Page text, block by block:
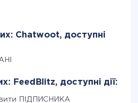
Chatwoot, доступні
FeedBlitz, доступні дії:
ПІДПИСНИКА